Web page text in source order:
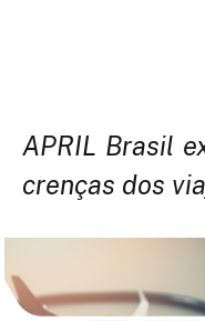
APRIL Brasil
crenças dos